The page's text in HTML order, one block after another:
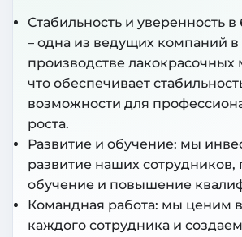
Стабильность и уверенность
– одна из ведущих компаний в
производстве лакокрасочных
что обеспечивает
возможности для
роста.
Развитие и обучение: мы
развитие наших сотрудников,
обучение и повышение
Командная работа: мы ценим
каждого сотрудника и